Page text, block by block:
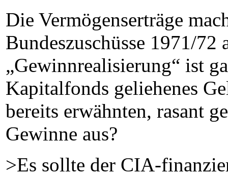
Die Vermögenserträge
Bundeszuschüsse 1971/
„Gewinnrealisierung“ ist
Kapitalfonds geliehenes
bereits erwähnten, rasant
Gewinne aus?
>Es sollte der CIA-